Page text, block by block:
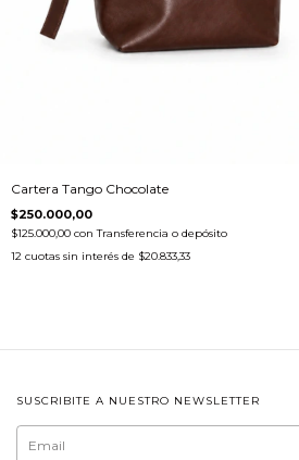
Cartera Tango Chocolate
$250.000,00
$125.000,00 con Transferencia o depósito
12 cuotas sin interés de $20.833,33
SUSCRIBITE A NUESTRO NEWSLETTER